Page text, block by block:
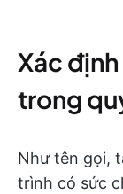
Xác
trong
Như tên gọi,
trình có sức